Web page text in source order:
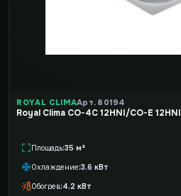
ROYAL CLIMAАрт. 80194
Royal Clima CO-4C 12HNI/CO-E 12HNI
Площадь 35 м²
Охлаждение 3.6 кВт
Обогрев 4.2 кВт